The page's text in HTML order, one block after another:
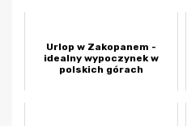
Urlop w Zakopanem -
idealny wypoczynek w
polskich górach